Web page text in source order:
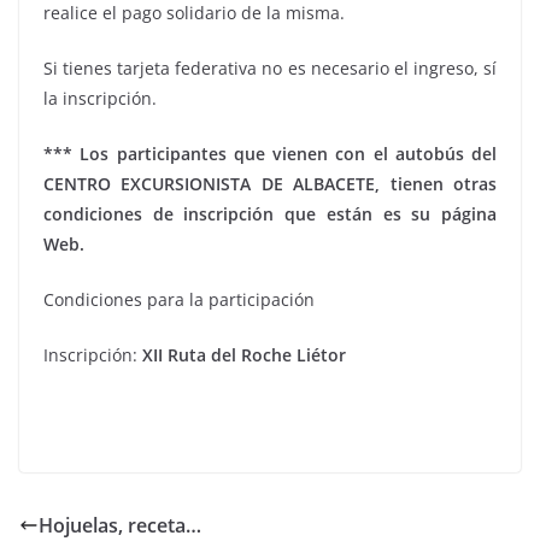
realice el pago solidario de la misma.
Si tienes tarjeta federativa no es necesario el ingreso, sí
la inscripción.
*** Los participantes que vienen con el autobús del
CENTRO EXCURSIONISTA DE ALBACETE, tienen otras
condiciones de inscripción que están es su página
Web.
Condiciones para la participación
Inscripción: XII Ruta del Roche Liétor
Hojuelas, receta…